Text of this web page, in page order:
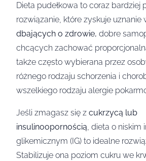
Dieta pudełkowa to coraz bardziej
rozwiązanie, które zyskuje uznanie
dbających o zdrowie, dobre
chcących zachować
także często wybierana przez
różnego rodzaju schorzenia i
wszelkiego rodzaju alergie
Jeśli zmagasz się z cukrzycą lub
insulinoopornością, dieta o niskim
glikemicznym (IG) to idealne
Stabilizuje ona poziom cukru we